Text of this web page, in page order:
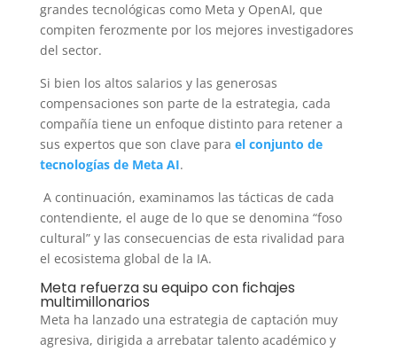
grandes tecnológicas como Meta y OpenAI, que
compiten ferozmente por los mejores investigadores
del sector.
Si bien los altos salarios y las generosas
compensaciones son parte de la estrategia, cada
compañía tiene un enfoque distinto para retener a
sus expertos que son clave para el conjunto de
tecnologías de Meta AI.
A continuación, examinamos las tácticas de cada
contendiente, el auge de lo que se denomina “foso
cultural” y las consecuencias de esta rivalidad para
el ecosistema global de la IA.
Meta refuerza su equipo con fichajes
multimillonarios
Meta ha lanzado una estrategia de captación muy
agresiva, dirigida a arrebatar talento académico y